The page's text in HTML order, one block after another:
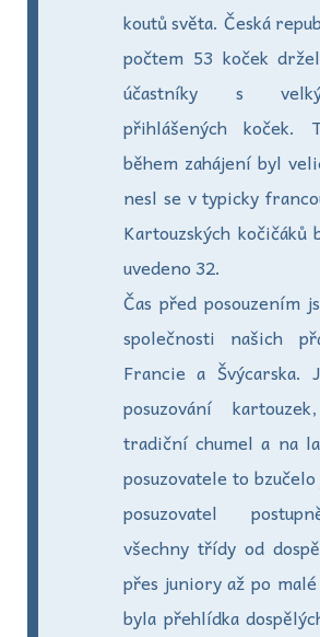
koutů světa. Česká
počtem 53 koček
účastníky s
přihlášených koček.
během zahájení byl
nesl se v typicky
Kartouzských kočičáků
uvedeno 32.
Čas před posouzením
společnosti našich
Francie a Švýcarska.
posuzování
tradiční chumel a na
posuzovatele to
posuzovatel
všechny třídy od
přes juniory až po
byla přehlídka